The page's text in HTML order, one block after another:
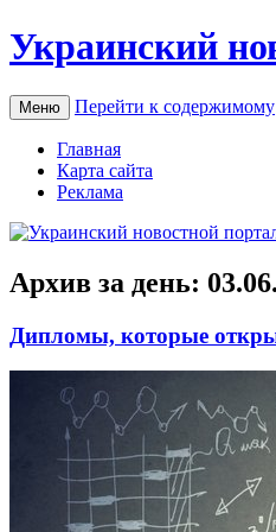
Украинский
Меню Перейти к содержимому
Главная
Карта сайта
Реклама
Архив за день:
Дипломы, которые